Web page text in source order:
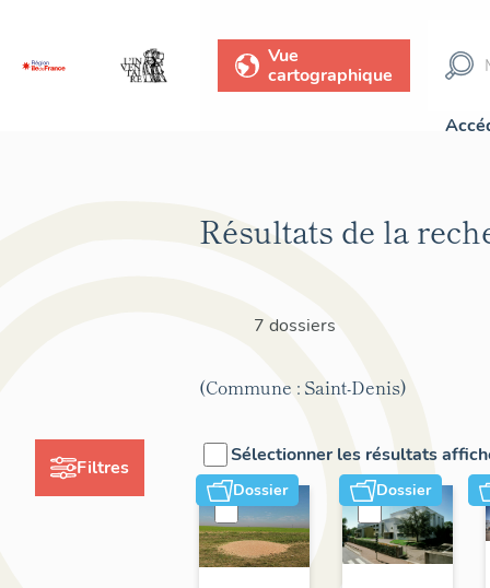
Vue
cartographique
Filtres
Résultats de la
7 dossiers
(Commune : Saint-Denis)
Sélectionner les résultats
Dossier Dossier